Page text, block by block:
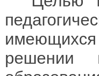
имеющихся
решении